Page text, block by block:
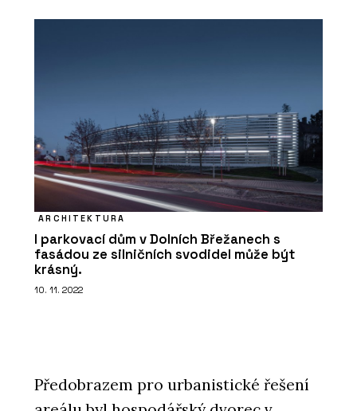
ARCHITEKTURA
I parkovací dům v Dolních Břežanech s
fasádou ze silničních svodidel může být
krásný.
10. 11. 2022
Předobrazem pro urbanistické řešení